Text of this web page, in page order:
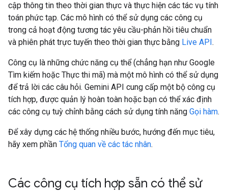
cập thông tin theo thời gian thực và thực hiện các tác vụ tính
toán phức tạp. Các mô hình có thể sử dụng các công cụ
trong cả hoạt động tương tác yêu cầu-phản hồi tiêu chuẩn
và phiên phát trực tuyến theo thời gian thực bằng Live API.
Công cụ là những chức năng cụ thể (chẳng hạn như Google
Tìm kiếm hoặc Thực thi mã) mà một mô hình có thể sử dụng
để trả lời các câu hỏi. Gemini API cung cấp một bộ công cụ
tích hợp, được quản lý hoàn toàn hoặc bạn có thể xác định
các công cụ tuỳ chỉnh bằng cách sử dụng tính năng Gọi hàm.
Để xây dựng các hệ thống nhiều bước, hướng đến mục tiêu,
hãy xem phần Tổng quan về các tác nhân.
Các công cụ tích hợp sẵn có thể sử